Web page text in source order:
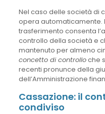
Nel caso delle società di
opera automaticamente.
trasferimento consenta
controllo della società e
mantenuto per almeno
concetto di controlloche
recenti pronunce della
dell’Amministrazione
Cassazione: il
condiviso